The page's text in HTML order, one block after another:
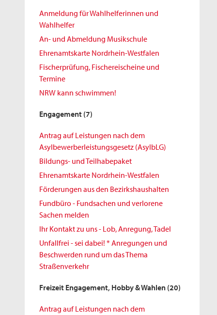
Anmeldung für Wahlhelferinnen und
Wahlhelfer
An- und Abmeldung Musikschule
Ehrenamtskarte Nordrhein-Westfalen
Fischerprüfung, Fischereischeine und
Termine
NRW kann schwimmen!
Engagement (7)
Antrag auf Leistungen nach dem
Asylbewerberleistungsgesetz (AsylbLG)
Bildungs- und Teilhabepaket
Ehrenamtskarte Nordrhein-Westfalen
Förderungen aus den Bezirkshaushalten
Fundbüro - Fundsachen und verlorene
Sachen melden
Ihr Kontakt zu uns - Lob, Anregung, Tadel
Unfallfrei - sei dabei! * Anregungen und
Beschwerden rund um das Thema
Straßenverkehr
Freizeit Engagement, Hobby & Wahlen (20)
Antrag auf Leistungen nach dem